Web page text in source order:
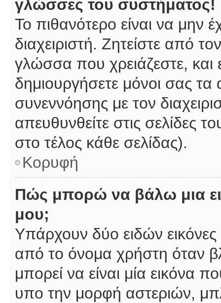
γλώσσες του συστήματος!
Το πιθανότερο είναι να μην
διαχειριστή. Ζητείστε από
γλώσσα που χρειάζεστε, και
δημιουργήσετε μόνοι σας
συνεννόησης με τον
απευθυνθείτε στις
στο τέλος κάθε σελίδας).
Κορυφή
Πώς μπορώ να βάλω μια
μου;
Υπάρχουν δύο ειδών
από το όνομα χρήστη όταν
μπορεί να είναι μία εικόνα
υπο την μορφή αστεριών,